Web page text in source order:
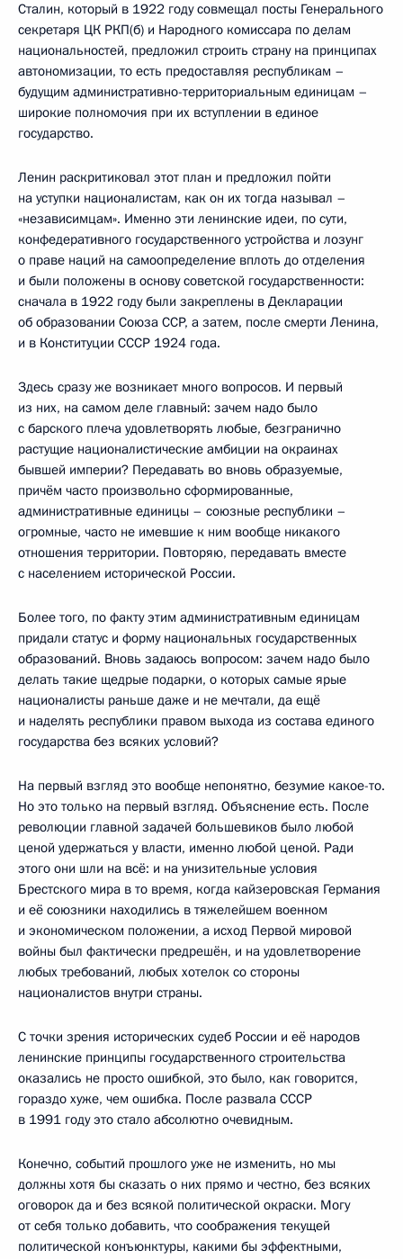
Сталин, который в 1922 году совмещал посты Генерального
секретаря ЦК РКП(б) и Народного комиссара по делам
национальностей, предложил строить страну на принципах
автономизации, то есть предоставляя республикам –
будущим административно-территориальным единицам –
широкие полномочия при их вступлении в единое
государство.
Ленин раскритиковал этот план и предложил пойти
на уступки националистам, как он их тогда называл –
«независимцам». Именно эти ленинские идеи, по сути,
конфедеративного государственного устройства и лозунг
о праве наций на самоопределение вплоть до отделения
и были положены в основу советской государственности:
сначала в 1922 году были закреплены в Декларации
об образовании Союза ССР, а затем, после смерти Ленина,
и в Конституции СССР 1924 года.
Здесь сразу же возникает много вопросов. И первый
из них, на самом деле главный: зачем надо было
с барского плеча удовлетворять любые, безгранично
растущие националистические амбиции на окраинах
бывшей империи? Передавать во вновь образуемые,
причём часто произвольно сформированные,
административные единицы – союзные республики –
огромные, часто не имевшие к ним вообще никакого
отношения территории. Повторяю, передавать вместе
с населением исторической России.
Более того, по факту этим административным единицам
придали статус и форму национальных государственных
образований. Вновь задаюсь вопросом: зачем надо было
делать такие щедрые подарки, о которых самые ярые
националисты раньше даже и не мечтали, да ещё
и наделять республики правом выхода из состава единого
государства без всяких условий?
На первый взгляд это вообще непонятно, безумие какое-то.
Но это только на первый взгляд. Объяснение есть. После
революции главной задачей большевиков было любой
ценой удержаться у власти, именно любой ценой. Ради
этого они шли на всё: и на унизительные условия
Брестского мира в то время, когда кайзеровская Германия
и её союзники находились в тяжелейшем военном
и экономическом положении, а исход Первой мировой
войны был фактически предрешён, и на удовлетворение
любых требований, любых хотелок со стороны
националистов внутри страны.
С точки зрения исторических судеб России и её народов
ленинские принципы государственного строительства
оказались не просто ошибкой, это было, как говорится,
гораздо хуже, чем ошибка. После развала СССР
в 1991 году это стало абсолютно очевидным.
Конечно, событий прошлого уже не изменить, но мы
должны хотя бы сказать о них прямо и честно, без всяких
оговорок да и без всякой политической окраски. Могу
от себя только добавить, что соображения текущей
политической конъюнктуры, какими бы эффектными,